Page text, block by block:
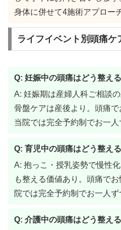
身体に併せて4施術アプロー
ライフイベント別頭痛ケ
Q: 妊娠中の頭痛はどう整え
A: 妊娠期は産婦人科ご相談
骨盤ケアは産後より。頭痛で
当院では完全予約制でお一人
Q: 育児中の頭痛はどう整え
A: 抱っこ・授乳姿勢で慢性
も整える価値あり。頭痛で
院では完全予約制でお一人ず
Q: 介護中の頭痛はどう整え